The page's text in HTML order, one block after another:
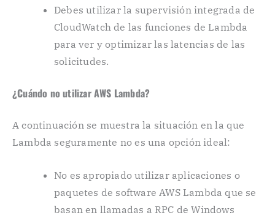
Debes utilizar la supervisión integrada de
CloudWatch de las funciones de Lambda
para ver y optimizar las latencias de las
solicitudes.
¿Cuándo no utilizar AWS Lambda?
A continuación se muestra la situación en la que
Lambda seguramente no es una opción ideal:
No es apropiado utilizar aplicaciones o
paquetes de software AWS Lambda que se
basan en llamadas a RPC de Windows